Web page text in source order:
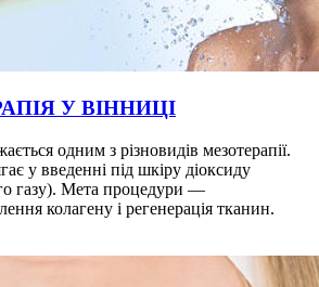
У ВІННИЦІ
одним з різновидів мезотерапії.
у введенні під шкіру діоксиду
газу). Мета процедури —
колагену і регенерація тканин.